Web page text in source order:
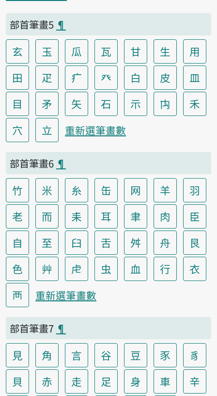
部首筆畫5 ¶
玄 玉 瓜 瓦 甘 生
用
田
疋 疒 癶 白 皮
皿
目
矛 矢 石 示 禸
禾
穴
立 重新選筆畫數
部首筆畫6 ¶
竹 米 糸 缶 网 羊
羽
老
而 耒 耳 聿 肉
臣
自
至 臼 舌 舛 舟
艮
色
艸 虍 虫 血 行
衣
襾
重新選筆畫數
部首筆畫7 ¶
見 角 言 谷 豆 豕
豸
貝
赤 走 足 身 車
辛